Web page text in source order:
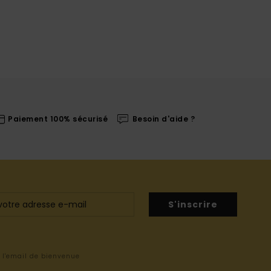
Paiement 100% sécurisé Besoin d'aide ?
S'inscrire
de bienvenue